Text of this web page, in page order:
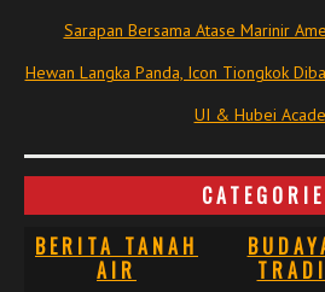
Sarapan Bersama Atase Marinir
Hewan Langka Panda, Icon Tiongkok
UI & Hubei
BERITA TANAH
AIR